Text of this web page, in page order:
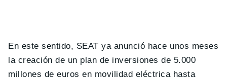
En este sentido, SEAT ya anunció hace unos meses
la creación de un plan de inversiones de 5.000
millones de euros en movilidad eléctrica hasta